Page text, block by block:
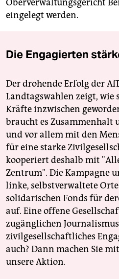
Oberverwaltungsgericht
eingelegt werden.
Die Engagierten
Der drohende Erfolg der
Landtagswahlen zeigt, wie
Kräfte inzwischen
braucht es Zusammenhalt
und vor allem mit den
für eine starke
kooperiert deshalb mit
Zentrum". Die Kampagne
linke, selbstverwaltete
solidarischen Fonds für
auf. Eine offene
zugänglichen
zivilgesellschaftliches
auch? Dann machen Sie
unsere Aktion.